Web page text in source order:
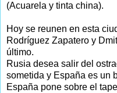
(Acuarela y tinta china).
Hoy se reunen en esta
Rodríguez Zapatero y
último.
Rusia desea salir del
sometida y España es un
España pone sobre el